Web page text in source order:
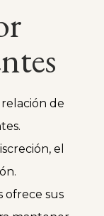
de
el
ofrece sus